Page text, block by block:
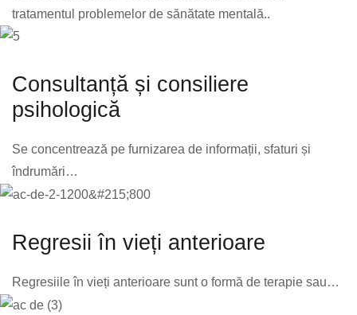
tratamentul problemelor de sănătate mentală..
Consultanță și consiliere
psihologică
Se concentrează pe furnizarea de informații, sfaturi și
îndrumări…
Regresii în vieți anterioare
Regresiile în vieți anterioare sunt o formă de terapie sau…